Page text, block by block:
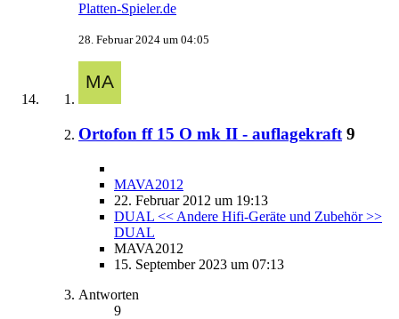
Platten-Spieler.de
28. Februar 2024 um 04:05
Ortofon ff 15 O mk II - auflagekraft 9
MAVA2012
22. Februar 2012 um 19:13
DUAL << Andere Hifi-Geräte und Zubehör >>
DUAL
MAVA2012
15. September 2023 um 07:13
Antworten
9